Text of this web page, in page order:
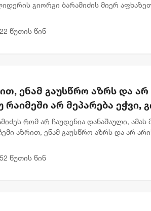
გიორგი ბარამიძის მიერ
22 წუთის წინ
ენამ გაუსწრო აზრს და არ
რაიმეში არ მეპარება ეჭვი,
პატრიოტიზმია - ნიკა
რომ არ ჩაუდენია დანაშაული, ამას
აზრით, ენამ გაუსწრო აზრს და არ
52 წუთის წინ